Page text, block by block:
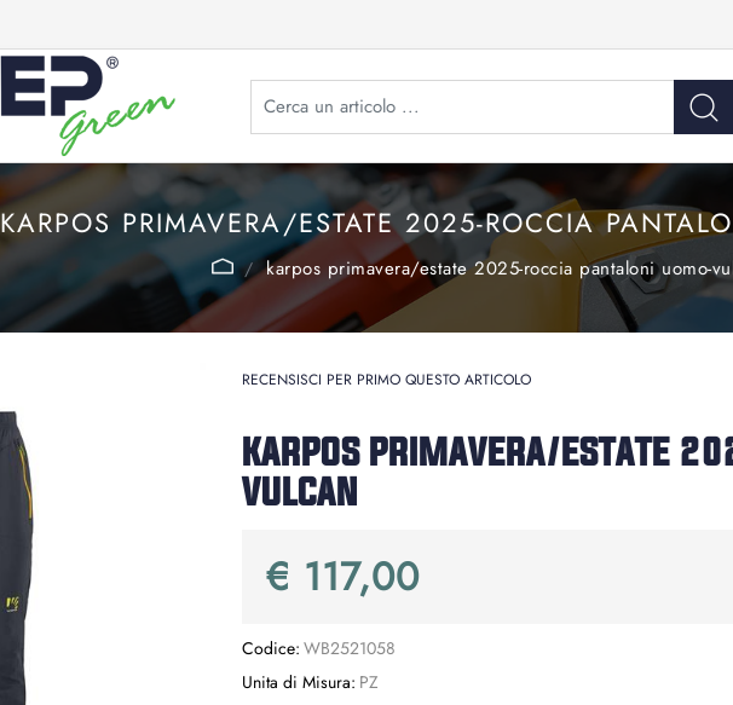
KARPOS PRIMAVERA/ESTATE 2025-ROCCIA
karpos primavera/estate 2025-roccia pantaloni uomo-
RECENSISCI PER PRIMO QUESTO ARTICOLO
KARPOS PRIMAVERA/
VULCAN
€ 117,00
Codice: WB2521058
Unita di Misura: PZ